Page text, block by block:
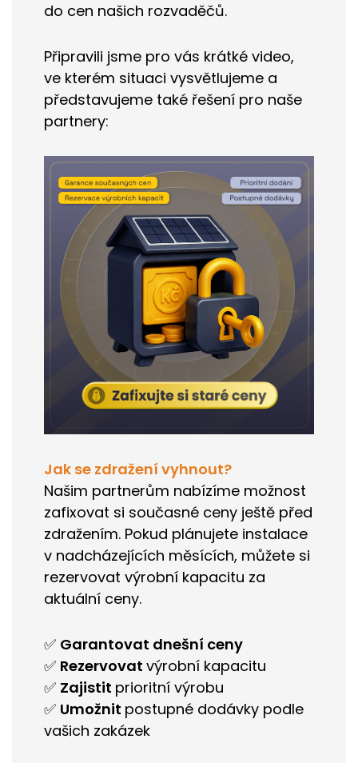
do cen našich rozvaděčů.
Připravili jsme pro vás krátké video,
ve kterém situaci vysvětlujeme a
představujeme také řešení pro naše
partnery:
Jak se zdražení vyhnout?
Našim partnerům nabízíme možnost
zafixovat si současné ceny ještě před
zdražením. Pokud plánujete instalace
v nadcházejících měsících, můžete si
rezervovat výrobní kapacitu za
aktuální ceny.
✅ Garantovat dnešní ceny
✅ Rezervovat výrobní kapacitu
✅ Zajistit prioritní výrobu
✅ Umožnit postupné dodávky podle
vašich zakázek